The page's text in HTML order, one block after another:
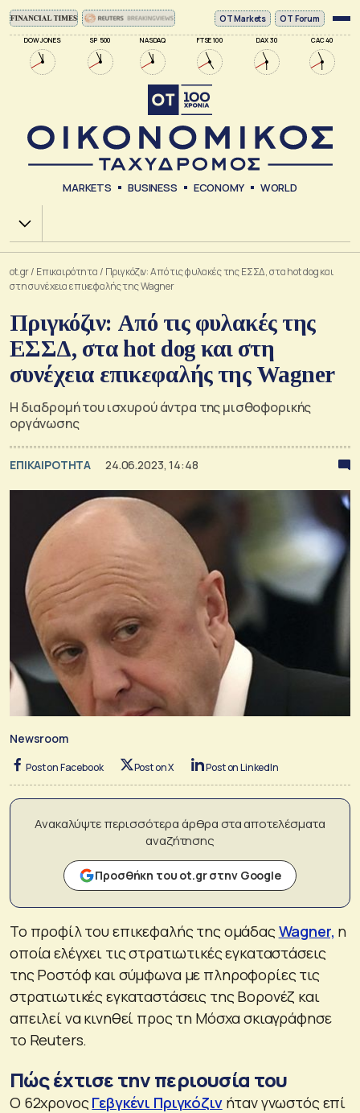
DOW JONES SP 500 NASDAQ FTSE 100 DAX 30 CAC 40
ΟΤ Markets OT Forum
MARKETS BUSINESS ECONOMY WORLD
Χ.Α.
ot.gr/ Επικαιρότητα / Πριγκόζιν: Από τις φυλακές της ΕΣΣΔ, στα hot dog και
στη συνέχεια επικεφαλής της Wagner
Πριγκόζιν: Από τις φυλακές της
ΕΣΣΔ, στα hot dog και στη
συνέχεια επικεφαλής της Wagner
H διαδρομή του ισχυρού άντρα της μισθοφορικής
οργάνωσης
ΕΠΙΚΑΙΡΟΤΗΤΑ 24.06.2023, 14:48
Newsroom
Post on Facebook Post on X Post on LinkedIn
Ανακαλύψτε περισσότερα άρθρα στα αποτελέσματα
αναζήτησης
Προσθήκη του ot.gr στην Google
Το προφίλ του επικεφαλής της ομάδαςWagner, η
οποία ελέγχει τις στρατιωτικές εγκαταστάσεις
της Ροστόφ και σύμφωνα με πληροφορίες τις
στρατιωτικές εγκαταστάσεις της Βορονέζ και
απειλεί να κινηθεί προς τη Μόσχα σκιαγράφησε
το Reuters.
Πώς έχτισε την περιουσία του
Ο 62χρονοςΓεβγκένι Πριγκόζινήταν γνωστός επί